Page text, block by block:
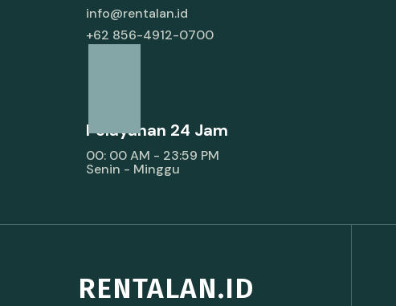
info@rentalan.id
+62 856-4912-0700
Pelayanan 24 Jam
00: 00 AM - 23:59 PM
Senin - Minggu
RENTALAN.ID